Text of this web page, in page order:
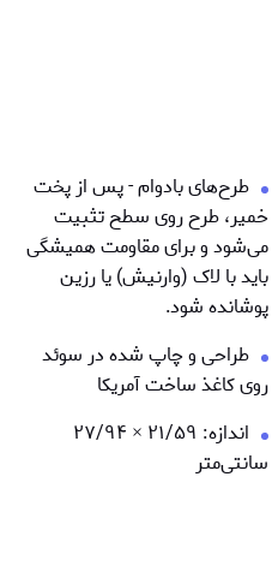
طرح‌های بادوام - پس از پخت
خمیر، طرح روی سطح تثبیت
می‌شود و برای مقاومت همیشگی
باید با لاک (وارنیش) یا رزین
پوشانده شود.
طراحی و چاپ شده در سوئد
روی کاغذ ساخت آمریکا
اندازه: ۲۱/۵۹
× ۲۷/۹۴
سانتی‌متر